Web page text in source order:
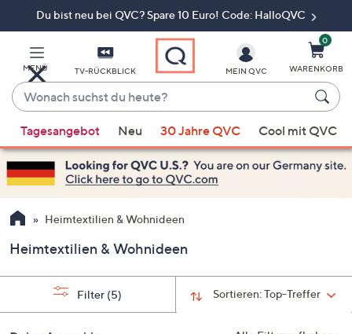
Du bist neu bei QVC? Spare 10 Euro! Code: HalloQVC
MENÜ TV-RÜCKBLICK
Wonach
suchst
du
heute?
Vorschläge
verfügbar
sind,
verwenden
Sie
Pfeiltasten
nach
und
nach
MEIN QVC
0
WARENKORB
Tagesangebot Neu 30 Jahre QVC Cool mit QVC
Heimtextilien & Wohnideen
Heimtextilien & Wohnideen
Sortieren:Top-Treffer
Filter (5)